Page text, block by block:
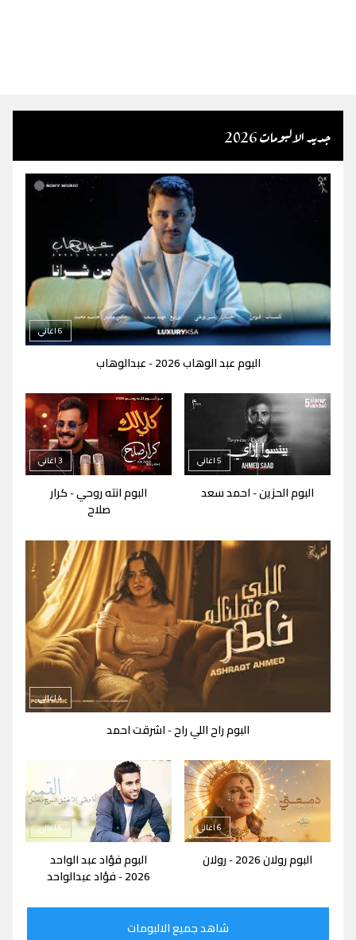
جديد الالبومات 2026
6 اغاني
البوم عبد الوهاب 2026 -عبدالوهاب
5 اغاني
البوم الحزين-احمد سعد
3 اغاني
البوم انته روحي-كرار
صلاح
4 اغاني
البوم راح اللي راح-اشرقت احمد
6 اغاني
البوم رولان 2026 -رولان
6 اغاني
البوم فؤاد عبد الواحد
2026
-فؤاد عبدالواحد
شاهد جميع الالبومات